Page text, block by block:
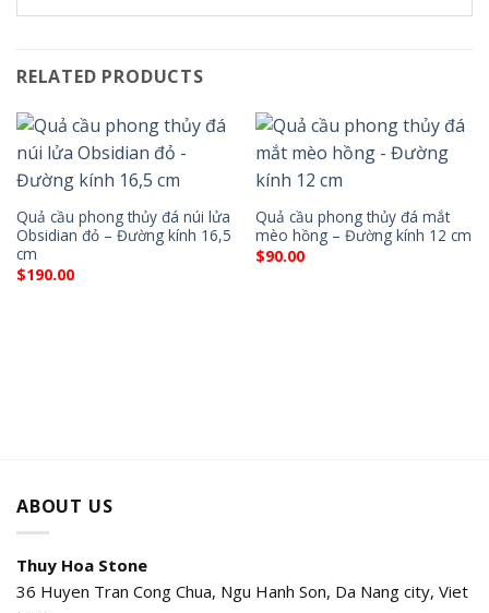
RELATED PRODUCTS
Quả cầu phong thủy đá núi lửa
Obsidian đỏ – Đường kính 16,5
cm
$190.00
Quả cầu phong thủy đá mắt
mèo hồng – Đường kính 12 cm
$90.00
ABOUT US
Thuy Hoa Stone
36 Huyen Tran Cong Chua, Ngu Hanh Son, Da Nang city, Viet